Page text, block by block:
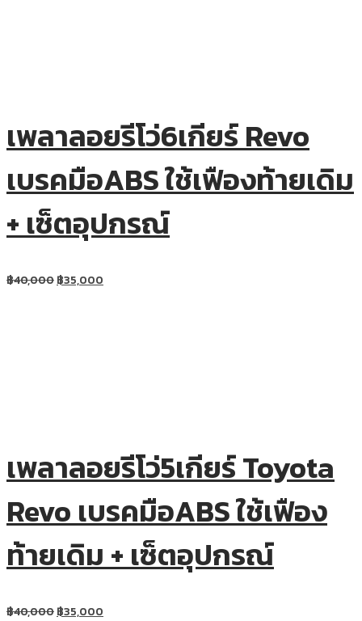
เพลาลอยรีโว่6เกียร์ Revo
เบรคมือABS ใช้เฟืองท้ายเดิม
+ เซ็ตอุปกรณ์
฿40,000฿35,000
เพลาลอยรีโว่5เกียร์ Toyota
Revo เบรคมือABS ใช้เฟือง
ท้ายเดิม + เซ็ตอุปกรณ์
฿40,000฿35,000